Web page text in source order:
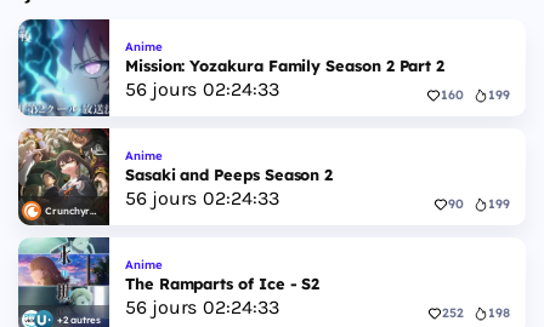
Anime
Mission: Yozakura Family Season 2 Part 2
56jours 02:24:32 160 199
Crunchyroll
Anime
Sasaki and Peeps Season 2
56jours 02:24:32 90 199
+2 autres
Anime
The Ramparts of Ice - S2
56jours 02:24:32 252 198